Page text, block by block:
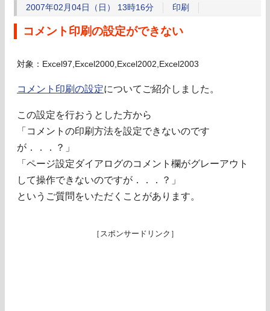
2007年02月04日（日） 13時16分 印刷
コメント印刷の設定ができない
対象：Excel97,Excel2000,Excel2002,Excel2003
コメント印刷の設定についてご紹介しました。
この設定を行おうとした方から
「コメントの印刷方法を設定できないのです
が．．．？」
「ページ設定ダイアログのコメント欄がグレーアウト
して操作できないのですが．．．？」
というご質問をいただくことがあります。
［スポンサードリンク］